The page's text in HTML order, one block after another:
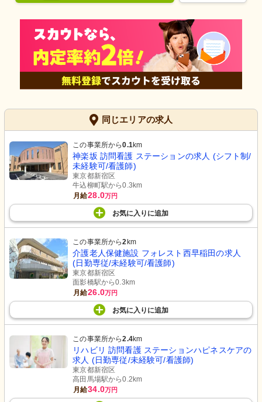
同じエリアの求人
この事業所から0.1km
神楽坂 訪問看護 ステーションの求人 (シフト制/
未経験可/看護師)
東京都新宿区
牛込柳町駅から0.3km
月給28.0万円
お気に入り に追加
この事業所から2 km
介護老人保健施設 フォレスト西早稲田の求人
(日勤専従/未経験可/看護師)
東京都新宿区
面影橋駅から0.3km
月給26.0万円
お気に入り に追加
この事業所から2.4km
リハビリ 訪問看護 ステーションハピネスケアの
求人 (日勤専従/未経験可/看護師)
東京都新宿区
高田馬場駅から0.2km
月給34.0万円